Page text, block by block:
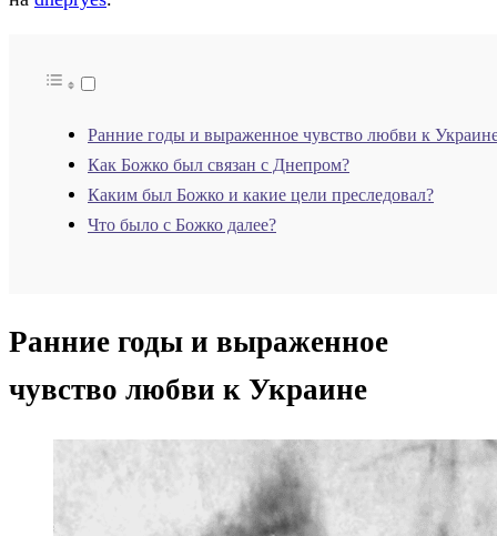
Ранние годы и выраженное чувство любви к
Как Божко был связан с Днепром?
Каким был Божко и какие цели преследовал?
Что было с Божко далее?
Ранние годы и выраженное
чувство любви к Украине